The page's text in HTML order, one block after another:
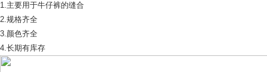
1.主要用于牛仔裤的缝合
2.规格齐全
3.颜色齐全
4.长期有库存